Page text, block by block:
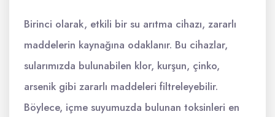
Birinci olarak, etkili bir su arıtma cihazı, zararlı
maddelerin kaynağına odaklanır. Bu cihazlar,
sularımızda bulunabilen klor, kurşun, çinko,
arsenik gibi zararlı maddeleri filtreleyebilir.
Böylece, içme suyumuzda bulunan toksinleri en